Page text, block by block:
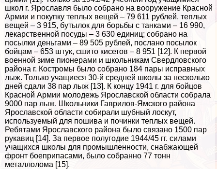
школ г. Ярославля было собрано на вооружение Красной
Армии и покупку теплых вещей – 79 611 рублей, теплых
вещей – 3 915, бутылок для борьбы с танками – 16 990,
лекарственной посуды – 3 630 единиц; собрано на
посылки деньгами – 89 505 рублей, послано посылок
бойцам – 653 штук, сшито кисетов – 8 951 [12]. К первой
военной зиме пионерами и школьникам Свердловского
района г. Костромы было собрано 184 пары исправных
лыж. Только учащиеся 30-й средней школы за несколько
дней сдали 38 пар лыж [13]. К концу 1941 г. для бойцов
Красной Армии молодежь Ярославской области собрала
9000 пар лыж. Школьники Гаврилов-Ямского района
Ярославской области собирали шубный лоскут,
используемый для пошива и починки теплых вещей.
Ребятами Ярославского района было связано 1500 пар
рукавиц [14]. За первое полугодие 1944/45 гг. силами
учащихся школы для промышленности, снабжающей
фронт боеприпасами, было собранно 77 тонн
металлолома [15].